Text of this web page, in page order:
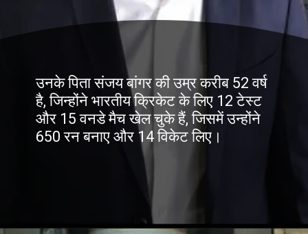
उनके पिता संजय बांगर की उम्र करीब 52 वर्ष
है, जिन्होंने भारतीय क्रिकेट के लिए 12 टेस्ट
और 15 वनडे मैच खेल चुके हैं, जिसमें उन्होंने
650 रन बनाए और 14 विकेट लिए।